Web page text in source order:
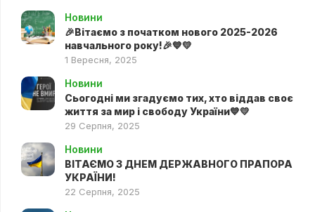
Новини
🎉Вітаємо з початком нового 2025-2026
навчального року!🎉💙💛
1 Вересня, 2025
Новини
Сьогодні ми згадуємо тих, хто віддав своє
життя за мир і свободу України💙💛
29 Серпня, 2025
Новини
ВІТАЄМО З ДНЕМ ДЕРЖАВНОГО ПРАПОРА
УКРАЇНИ!
22 Серпня, 2025